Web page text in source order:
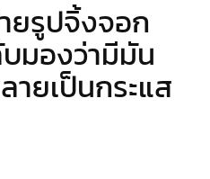
มายา
ยรูปจิ้งจอก
มองว่ามีมัน
ยเป็นกระแส